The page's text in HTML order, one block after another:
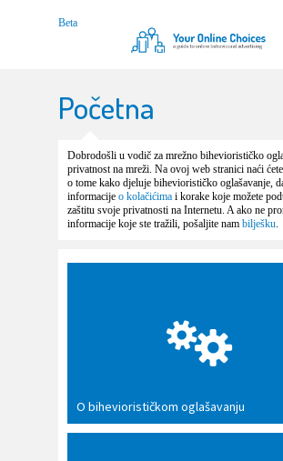
Početna
Dobrodošli u vodič za mrežno biheviorističko
privatnost na mreži. Na ovoj web stranici naći
o tome kako djeluje biheviorističko oglašavanje,
informacije o kolačićima i korake koje možete
zaštitu svoje privatnosti na Internetu. A ako ne
informacije koje ste tražili, pošaljite nam bilješku.
O biheviorističkom oglašavanju